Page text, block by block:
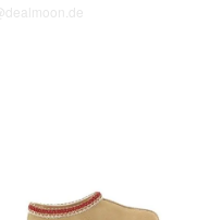
@dealmoon.de